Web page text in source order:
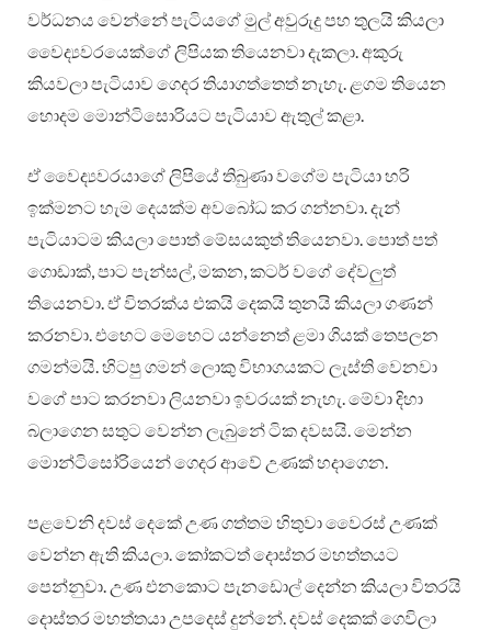
වර්ධනය වෙන්නේ පැටියගේ මුල් අවුරුදු පහ තුලයි කියලා
වෛද්‍යවරයෙක්ගේ ලිපියක තියෙනවා දැකලා. අකුරු
කියවලා පැටියාව ගෙදර තියාගත්තෙත් නැහැ. ළගම තියෙන
හොදම මොන්ටිසොරියට පැටියාව ඇතුල් කළා.
ඒ වෛද්‍යවරයාගේ ලිපියේ තිබුණා වගේම පැටියා හරි
ඉක්මනට හැම දෙයක්ම අවබෝධ කර ගන්නවා. දැන්
පැටියාටම කියලා පොත් මේසයකුත් තියෙනවා. පොත් පත්
ගොඩාක්, පාට පැන්සල්, මකන, කටර් වගේ දේවලුත්
තියෙනවා. ඒ විතරක්ය එකයි දෙකයි තුනයි කියලා ගණන්
කරනවා. එහෙට මෙහෙට යන්නෙත් ළමා ගියක් තෙපලන
ගමන්මයි. හිටපු ගමන් ලොකු විභාගයකට ලැස්ති වෙනවා
වගේ පාට කරනවා ලියනවා ඉවරයක් නැහැ. මේවා දිහා
බලාගෙන සතුට වෙන්න ලැබුනේ ටික දවසයි. මෙන්න
මොන්ටිසෝරියෙන් ගෙදර ආවේ උණක් හදාගෙන.
පළවෙනි දවස් දෙකේ උණ ගත්තම හිතුවා වෛරස් උණක්
වෙන්න ඇති කියලා. කෝකටත් දොස්තර මහත්තයට
පෙන්නුවා. උණ එනකොට පැනඩොල් දෙන්න කියලා විතරයි
දොස්තර මහත්තයා උපදෙස් දුන්නේ. දවස් දෙකක් ගෙවිලා